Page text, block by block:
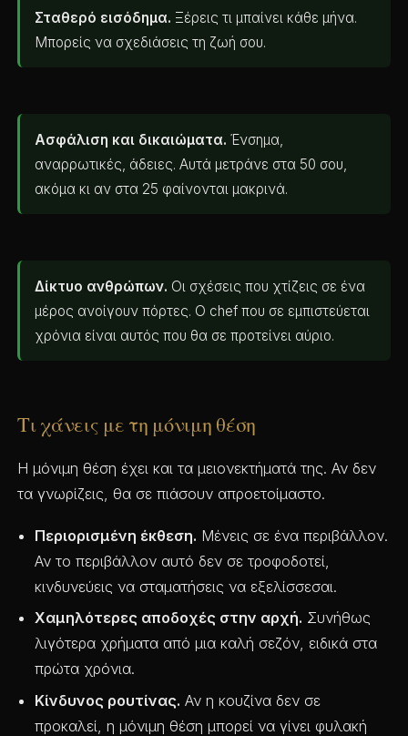
Σταθερό εισόδημα. Ξέρεις τι μπαίνει κάθε μήνα.
Μπορείς να σχεδιάσεις τη ζωή σου.
Ασφάλιση και δικαιώματα. Ένσημα,
αναρρωτικές, άδειες. Αυτά μετράνε στα 50 σου,
ακόμα κι αν στα 25 φαίνονται μακρινά.
Δίκτυο ανθρώπων. Οι σχέσεις που χτίζεις σε ένα
μέρος ανοίγουν πόρτες. Ο chef που σε εμπιστεύεται
χρόνια είναι αυτός που θα σε προτείνει αύριο.
Τι χάνεις με τη μόνιμη θέση
Η μόνιμη θέση έχει και τα μειονεκτήματά της. Αν δεν
τα γνωρίζεις, θα σε πιάσουν απροετοίμαστο.
Περιορισμένη έκθεση. Μένεις σε ένα περιβάλλον.
Αν το περιβάλλον αυτό δεν σε τροφοδοτεί,
κινδυνεύεις να σταματήσεις να εξελίσσεσαι.
Χαμηλότερες αποδοχές στην αρχή. Συνήθως
λιγότερα χρήματα από μια καλή σεζόν, ειδικά στα
πρώτα χρόνια.
Κίνδυνος ρουτίνας. Αν η κουζίνα δεν σε
προκαλεί, η μόνιμη θέση μπορεί να γίνει φυλακή